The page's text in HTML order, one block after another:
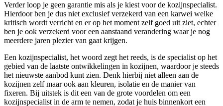
Verder loop je geen garantie mis als je kiest voor de kozijnspecialist.
Hierdoor ben je dus niet exclusief verzekerd van een karwei welke
kritisch wordt verricht en er op het moment zelf goed uit ziet, echter
ben je ook verzekerd voor een aanstaand verandering waar je nog
meerdere jaren plezier van gaat krijgen.
Een kozijnspecialist, het woord zegt het reeds, is de specialist op het
gebied van de laatste ontwikkelingen in kozijnen, waardoor je steeds
het nieuwste aanbod kunt zien. Denk hierbij niet alleen aan de
kozijnen zelf maar ook aan kleuren, isolatie en de manier van
fixeren. Bij uitstek is dit een van de grote voordelen om een
kozijnspecialist in de arm te nemen, zodat je huis binnenkort een